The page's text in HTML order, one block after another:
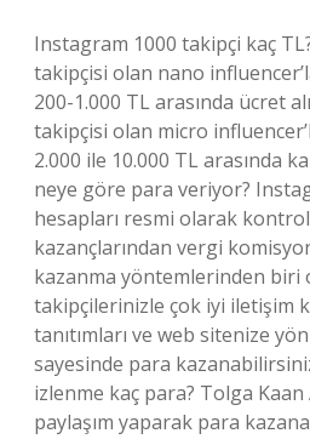
Instagram 1000 takipçi kaç
takipçisi olan nano
200-1.000 TL arasında ücret
takipçisi olan micro
2.000 ile 10.000 TL arasında
neye göre para veriyor?
hesapları resmi olarak
kazançlarından vergi
kazanma yöntemlerinden biri
takipçilerinizle çok iyi iletişim
tanıtımları ve web sitenize
sayesinde para
izlenme kaç para? Tolga Kaan
paylaşım yaparak para